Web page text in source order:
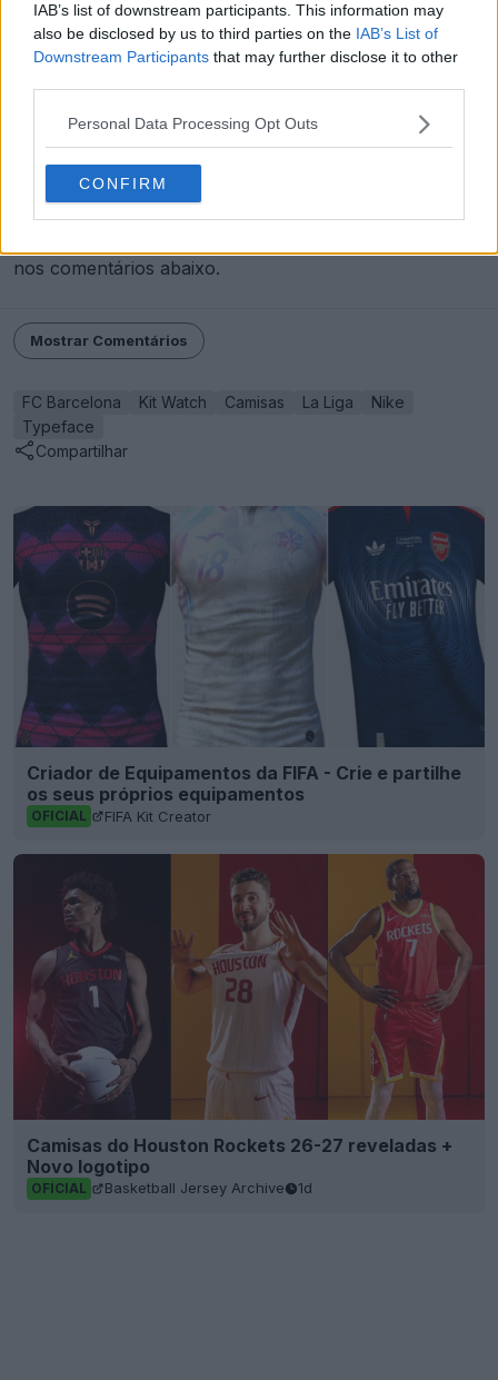
IAB’s list of downstream participants. This information may
also be disclosed by us to third parties on the IAB’s List of
Downstream Participants that may further disclose it to other
Personal Data Processing Opt Outs
CONFIRM
Resta saber se a temporada 2026-27 finalmente
camisa do Barcelona.
O que achas do Barcelona usar a mesma fonte no
equipamento por sete temporadas seguidas? É um sinal
nos comentários abaixo.
Mostrar Comentários
FC Barcelona Kit Watch Camisas La Liga
Nike
Typeface
Compartilhar
Criador de Equipamentos da FIFA - Crie e partilhe
os seus próprios equipamentos
OFICIAL FIFA Kit Creator
Camisas do Houston Rockets 26-27 reveladas +
Novo logotipo
OFICIAL Basketball Jersey Archive 1d